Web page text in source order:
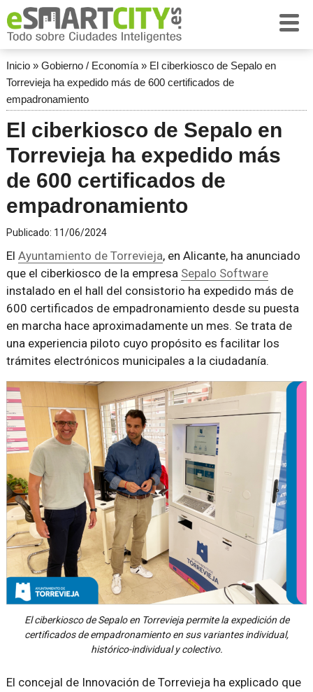
Inicio» Gobierno / Economía» El ciberkiosco de Sepalo en
Torrevieja ha expedido más de 600 certificados de
empadronamiento
El ciberkiosco de Sepalo en
Torrevieja ha expedido más
de 600 certificados de
empadronamiento
Publicado: 11/06/2024
El Ayuntamiento de Torrevieja, en Alicante, ha anunciado
que el ciberkiosco de la empresa Sepalo Software
instalado en el hall del consistorio ha expedido más de
600 certificados de empadronamiento desde su puesta
en marcha hace aproximadamente un mes. Se trata de
una experiencia piloto cuyo propósito es facilitar los
trámites electrónicos municipales a la ciudadanía.
El ciberkiosco de Sepalo en Torrevieja permite la expedición de
certificados de empadronamiento en sus variantes individual,
histórico-individual y colectivo.
El concejal de Innovación de Torrevieja ha explicado que